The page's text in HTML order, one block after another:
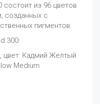
из 96 цветов
созданных с
пигментов.
300:
цвет: Кадмий Желтый
Medium